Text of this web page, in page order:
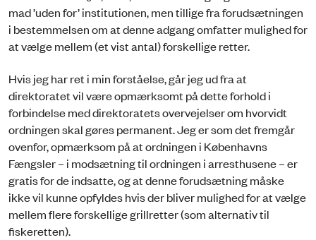
mad ’uden for’ institutionen, men tillige fra forudsætningen
i bestemmelsen om at denne adgang omfatter mulighed for
at vælge mellem (et vist antal) forskellige retter.
Hvis jeg har ret i min forståelse, går jeg ud fra at
direktoratet vil være opmærksomt på dette forhold i
forbindelse med direktoratets overvejelser om hvorvidt
ordningen skal gøres permanent. Jeg er som det fremgår
ovenfor, opmærksom på at ordningen i Københavns
Fængsler – i modsætning til ordningen i arresthusene – er
gratis for de indsatte, og at denne forudsætning måske
ikke vil kunne opfyldes hvis der bliver mulighed for at vælge
mellem flere forskellige grillretter (som alternativ til
fiskeretten).